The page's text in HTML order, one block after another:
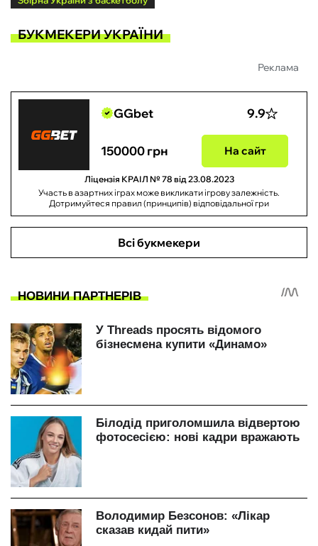
БУКМЕКЕРИ УКРАЇНИ
Реклама
GGbet 9.9
150000 грн На сайт
Ліцензія КРАІЛ № 78 від 23.08.2023
Участь в азартних іграх може викликати ігрову залежність.
Дотримуйтеся правил (принципів) відповідальної гри
Всі букмекери